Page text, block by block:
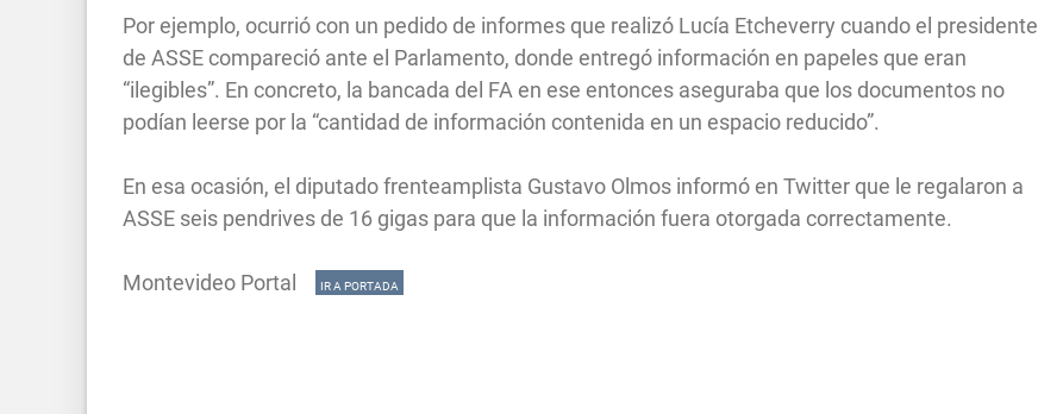
Por ejemplo, ocurrió con un pedido de informes que realizó Lucía Etcheverry cuando el presidente
de ASSE compareció ante el Parlamento, donde entregó información en papeles que eran
“ilegibles”. En concreto, la bancada del FA en ese entonces aseguraba que los documentos no
podían leerse por la “cantidad de información contenida en un espacio reducido”.
En esa ocasión, el diputado frenteamplista Gustavo Olmos informó en Twitter que le regalaron a
ASSE seis pendrives de 16 gigas para que la información fuera otorgada correctamente.
Montevideo Portal IR A PORTADA